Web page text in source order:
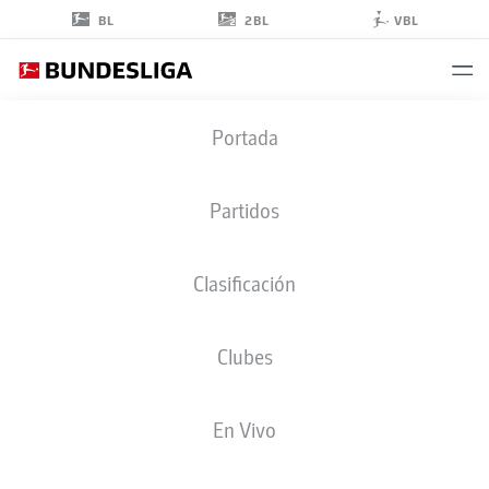
BL 2BL VBL
Portada
Partidos
Clasificación
Clubes
En Vivo